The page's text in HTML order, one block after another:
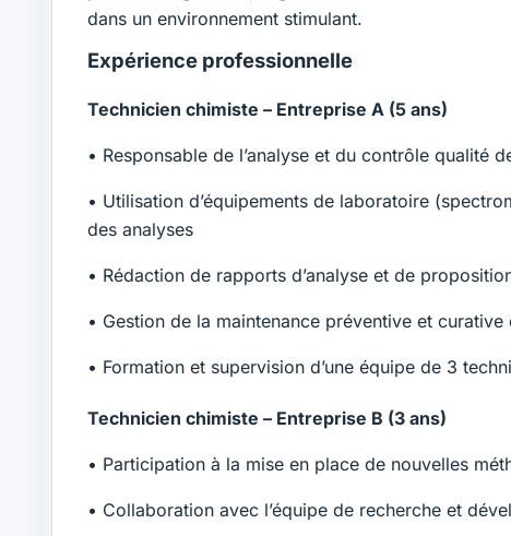
dans un environnement stimulant.
Expérience professionnelle
Technicien chimiste – Entreprise A (5 ans)
• Responsable de l’analyse et du contrôle qualité
• Utilisation d’équipements de laboratoire
des analyses
• Rédaction de rapports d’analyse et de
• Gestion de la maintenance préventive et
• Formation et supervision d’une équipe de 3
Technicien chimiste – Entreprise B (3 ans)
• Participation à la mise en place de nouvelles
• Collaboration avec l’équipe de recherche et